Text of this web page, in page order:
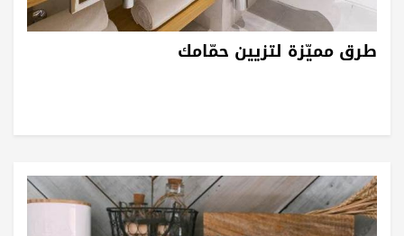
طرق مميّزة لتزيين حمّامك